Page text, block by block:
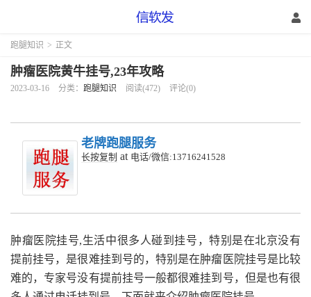
跑腿知识 > 正文
肿瘤医院黄牛挂号,23年攻略
2023-03-16 分类： 跑腿知识 阅读(472) 评论(0)
老牌跑腿服务
长按复制 at 电话/微信:13716241528
肿瘤医院挂号,生活中很多人碰到挂号，特别是在北京没有
提前挂号，是很难挂到号的，特别是在肿瘤医院挂号是比较
难的，专家号没有提前挂号一般都很难挂到号，但是也有很